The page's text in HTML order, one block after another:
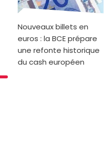
Nouveaux billets en
euros : la BCE prépare
une refonte historique
du cash européen